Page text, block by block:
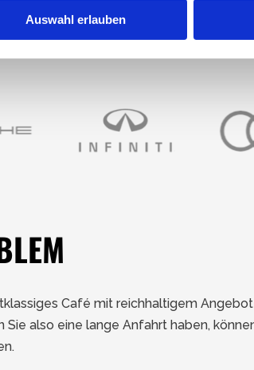
Auswahl erlauben
Café mit reichhaltigem Angebot
also eine lange Anfahrt haben,